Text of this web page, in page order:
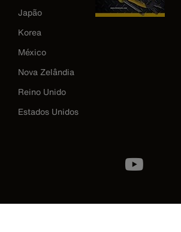
Japão
Korea
México
Nova Zelândia
Reino Unido
Estados Unidos